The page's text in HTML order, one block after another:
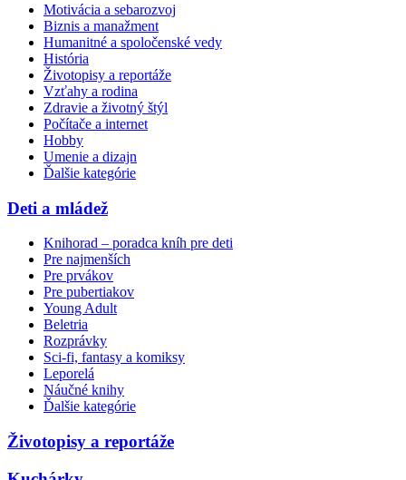
Motivácia a sebarozvoj
Biznis a manažment
Humanitné a spoločenské vedy
História
Životopisy a reportáže
Vzťahy a rodina
Zdravie a životný štýl
Počítače a internet
Hobby
Umenie a dizajn
Ďalšie kategórie
Deti a mládež
Knihorad – poradca kníh pre deti
Pre najmenších
Pre prvákov
Pre pubertiakov
Young Adult
Beletria
Rozprávky
Sci-fi, fantasy a komiksy
Leporelá
Náučné knihy
Ďalšie kategórie
Životopisy a reportáže